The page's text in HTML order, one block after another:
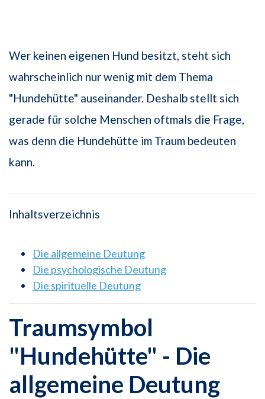
Wer keinen eigenen Hund besitzt, steht sich
wahrscheinlich nur wenig mit dem Thema
"Hundehütte" auseinander. Deshalb stellt sich
gerade für solche Menschen oftmals die Frage,
was denn die Hundehütte im Traum bedeuten
kann.
Inhaltsverzeichnis
Die allgemeine Deutung
Die psychologische Deutung
Die spirituelle Deutung
Traumsymbol
"Hundehütte" - Die
allgemeine Deutung